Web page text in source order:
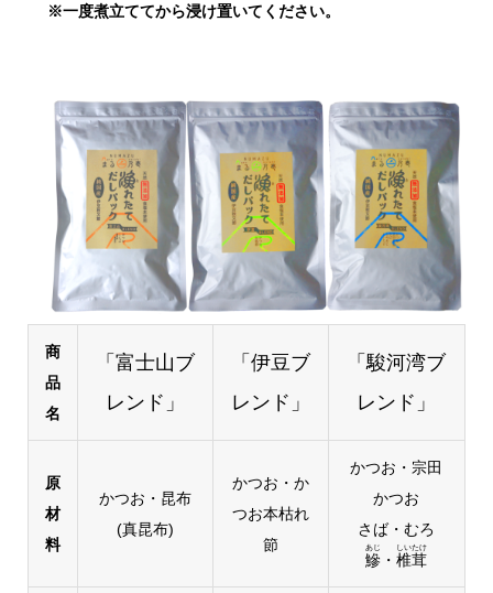
※一度煮立ててから浸け置いてください。
商
品
名
「富士山ブ
レンド」
「伊豆ブ
レンド」
「駿河湾ブ
レンド」
原
材
料
かつお・昆布
(真昆布)
かつお・か
つお本枯れ
節
かつお・宗田
かつお
さば・むろ
鰺
あじ
・椎茸
しいたけ